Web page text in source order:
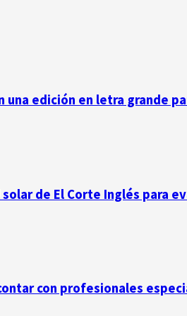
una edición en letra grande
de El Corte Inglés para
con profesionales